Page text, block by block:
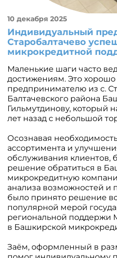
10 декабря 2025
Индивидуальный
Старобалтачево
микрокредитной
Маленькие шаги часто
достижениям. Это хорошо
предпринимателю из с.
Балтачевского района
Гильмутдинову, который
лет назад с небольшой
Осознавая
ассортимента и
обслуживания клиентов,
решение обратиться в
микрокредитную
анализа возможностей и
было принято решение
популярной мерой
региональной
в Башкирской
Заём, оформленный в